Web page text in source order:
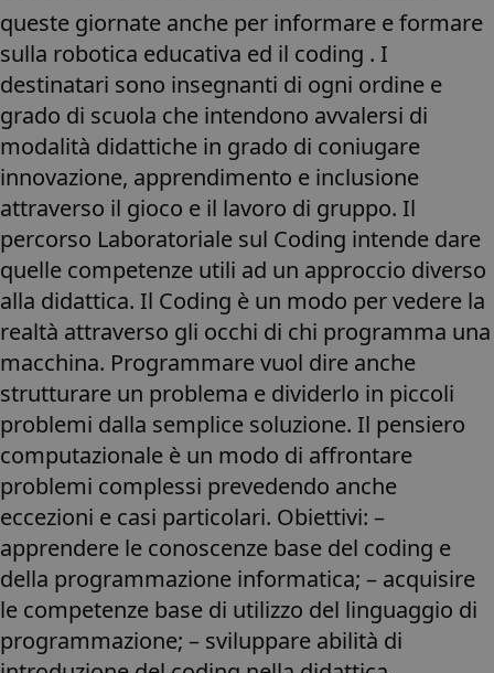
queste giornate anche per informare e formare
sulla robotica educativa ed il coding . I
destinatari sono insegnanti di ogni ordine e
grado di scuola che intendono avvalersi di
modalità didattiche in grado di coniugare
innovazione, apprendimento e inclusione
attraverso il gioco e il lavoro di gruppo. Il
percorso Laboratoriale sul Coding intende dare
quelle competenze utili ad un approccio diverso
alla didattica. Il Coding è un modo per vedere la
realtà attraverso gli occhi di chi programma una
macchina. Programmare vuol dire anche
strutturare un problema e dividerlo in piccoli
problemi dalla semplice soluzione. Il pensiero
computazionale è un modo di affrontare
problemi complessi prevedendo anche
eccezioni e casi particolari. Obiettivi: –
apprendere le conoscenze base del coding e
della programmazione informatica; – acquisire
le competenze base di utilizzo del linguaggio di
programmazione; – sviluppare abilità di